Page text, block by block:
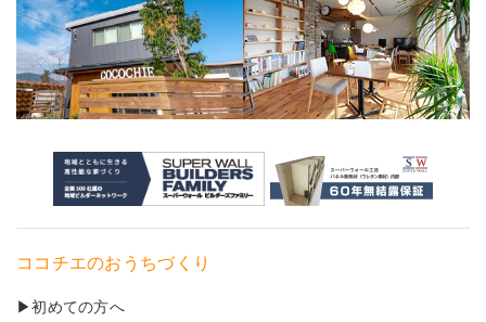
ココチエのおうちづくり
初めての方へ